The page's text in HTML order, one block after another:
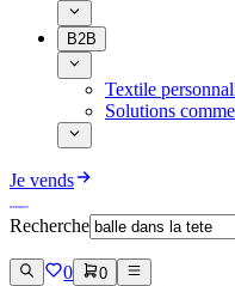
B2B
Textile
Solutions
Je vends
Recherche
0 0